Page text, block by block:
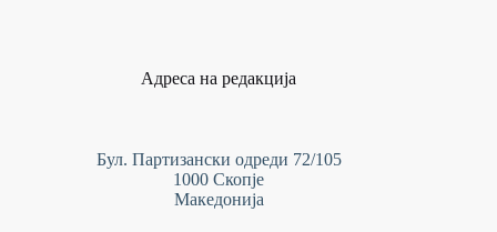
Адреса на редакција
Бул. Партизански одреди 72/105
1000 Скопје
Македонија